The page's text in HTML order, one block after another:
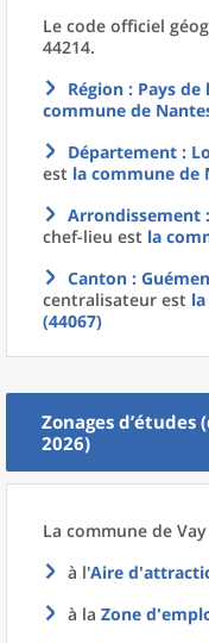
Le code officiel
44214.
Région : Pays de
commune de
Département :
est la commune de
Arrondissement
chef-lieu est la
Canton :
centralisateur est
(44067)
Zonages
2026)
La commune de
à l'Aire
à la Zone